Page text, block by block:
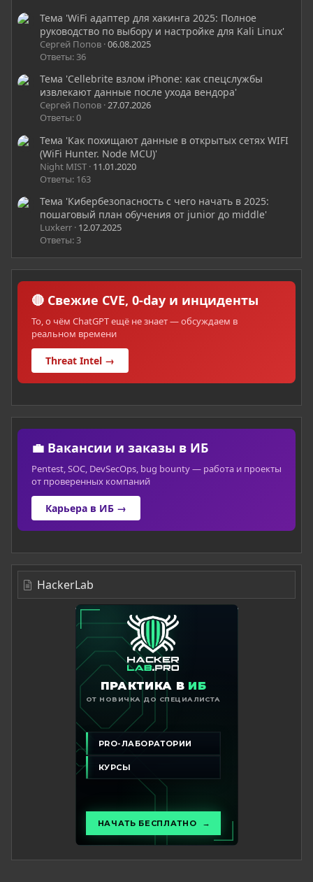
Тема 'WiFi адаптер для хакинга 2025: Полное
руководство по выбору и настройке для Kali Linux'
Сергей Попов 06.08.2025
Ответы: 36
Тема 'Cellebrite взлом iPhone: как спецслужбы
извлекают данные после ухода вендора'
Сергей Попов 27.07.2026
Ответы: 0
Тема 'Как похищают данные в открытых сетях WIFI
(WiFi Hunter. Node MCU)'
Night MIST 11.01.2020
Ответы: 163
Тема 'Кибербезопасность с чего начать в 2025:
пошаговый план обучения от junior до middle'
Luxkerr 12.07.2025
Ответы: 3
🔴 Свежие CVE, 0-day и инциденты
То, о чём ChatGPT ещё не знает — обсуждаем в
реальном времени
Threat Intel →
💼 Вакансии и заказы в ИБ
Pentest, SOC, DevSecOps, bug bounty — работа и проекты
от проверенных компаний
Карьера в ИБ →
HackerLab